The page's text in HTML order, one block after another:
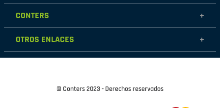
Calzados
Zapatillas
CONTERS +
Nosotros
Contáctanos
Tiendas
OTROS ENLACES +
Políticas de garantía
Cambios y devoluciones
© Conters 2023 - Derechos reservados